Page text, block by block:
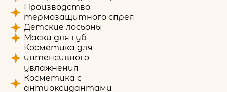
Производство
термозащитного спрея
Детские лосьоны
Маски для губ
Косметика для
интенсивного
увлажнения
Косметика с
антиоксидантами